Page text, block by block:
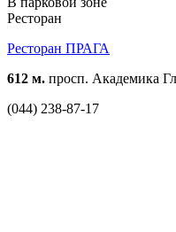
Ресторан
Ресторан ПРАГА
612 м. просп. Академика
(044) 238-87-17